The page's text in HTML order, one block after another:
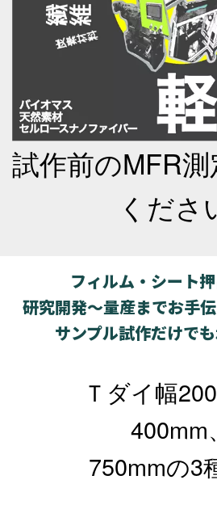
試作前のMFR
くださ
フィルム・シート
研究開発～量産までお手伝
サンプル試作だけでも
Ｔダイ幅
400mm、
750mmの3